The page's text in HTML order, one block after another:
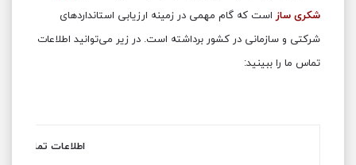
شکری ساز است که گام مهمی در زمینه ارزیابی استانداردهای
شرکتی و سازمانی در کشور برداشته است. در زیر می‌توانید اطلاعات
تماس ما را ببینید:
اطلاعات تماس